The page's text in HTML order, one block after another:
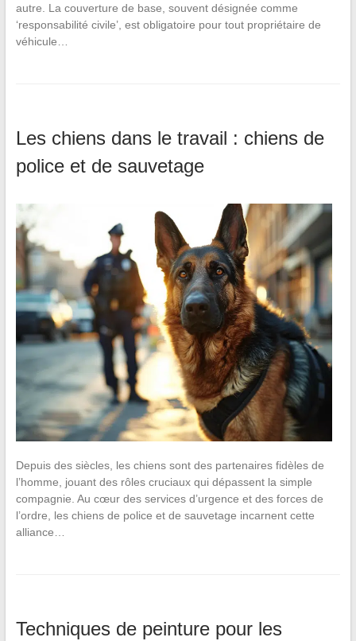
autre. La couverture de base, souvent désignée comme
‘responsabilité civile’, est obligatoire pour tout propriétaire de
véhicule…
Les chiens dans le travail : chiens de
police et de sauvetage
Depuis des siècles, les chiens sont des partenaires fidèles de
l’homme, jouant des rôles cruciaux qui dépassent la simple
compagnie. Au cœur des services d’urgence et des forces de
l’ordre, les chiens de police et de sauvetage incarnent cette
alliance…
Techniques de peinture pour les